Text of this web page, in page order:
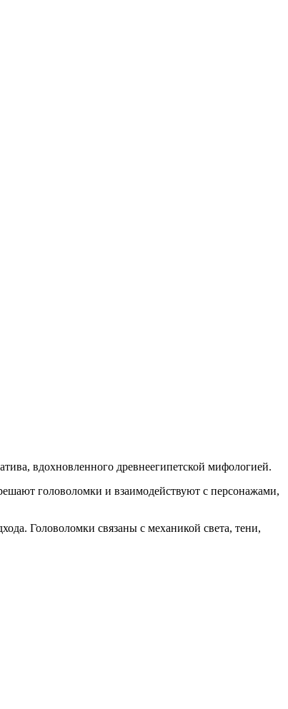
вдохновленного древнеегипетской мифологией.
головоломки и взаимодействуют с персонажами,
Головоломки связаны с механикой света, тени,